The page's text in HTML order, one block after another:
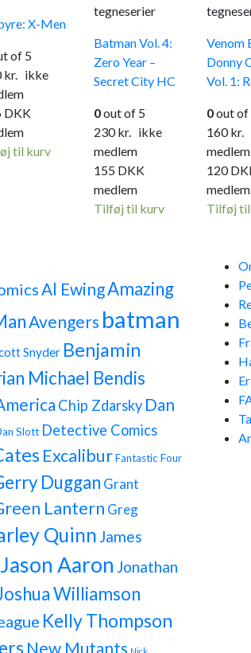
X-Men
of 5
kr. ikke
DKK
til kurv
tegneserier
Batman Vol. 4:
Zero Year –
Secret City HC
0out of 5
230kr.ikke
medlem
155 DKK
medlem
Tilføj til kurv
Venom
Donny
Vol. 1:
0out of
160kr.
medlem
120
medlem
Tilføj
Al EwingAmazing
Avengers batman
Snyder Benjamin
Michael Bendis
Chip Zdarsky Dan
Slott Detective Comics
Excalibur Fantastic Four
Duggan Grant
Lantern Greg
Quinn James
Jason Aaron Jonathan
Williamson
Kelly Thompson
New Mutants